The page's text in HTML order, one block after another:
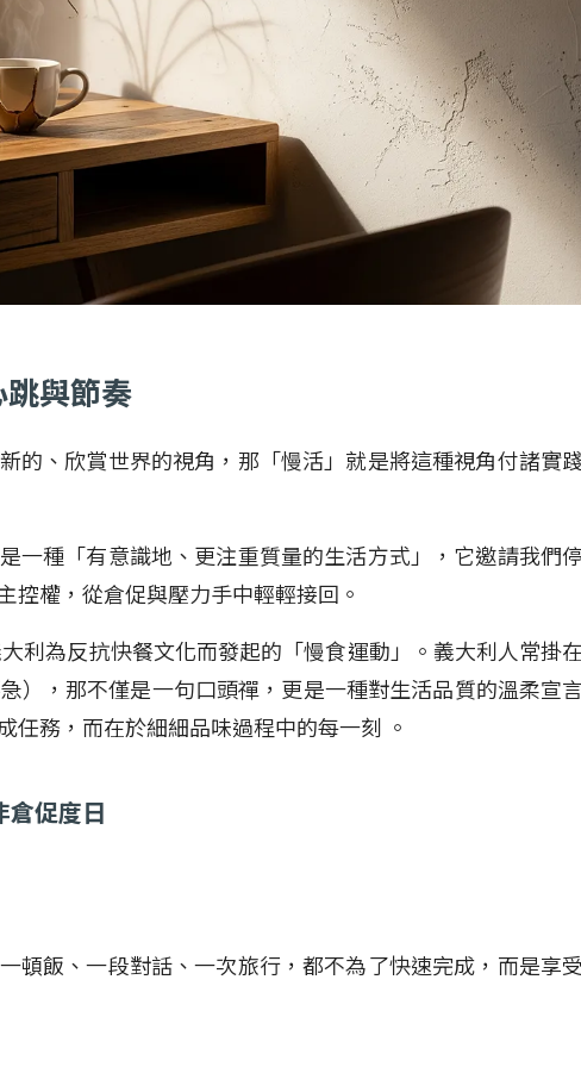
與節奏
的、欣賞世界的視角，那「慢活」就是將這種視角付諸實
一種「有意識地、更注重質量的生活方式」，它邀請我們
控權，從倉促與壓力手中輕輕接回。
利為反抗快餐文化而發起的「慢食運動」。義大利人常掛
），那不僅是一句口頭禪，更是一種對生活品質的溫柔宣
務，而在於細細品味過程中的每一刻 。
倉促度日
頓飯、一段對話、一次旅行，都不為了快速完成，而是享